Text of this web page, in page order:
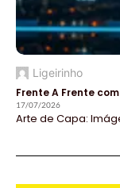
Ligeirinho
Frente A Frente
17/07/2026
Arte de Capa: